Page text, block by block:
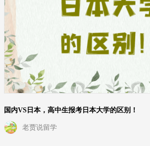
国内VS日本，高中生报考日本大学的区别！
老贾说留学